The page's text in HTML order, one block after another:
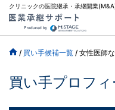
クリニックの医院継承・承継開業
/ 買い手候補一覧 / 女性医師ならでは
買い手プロフ